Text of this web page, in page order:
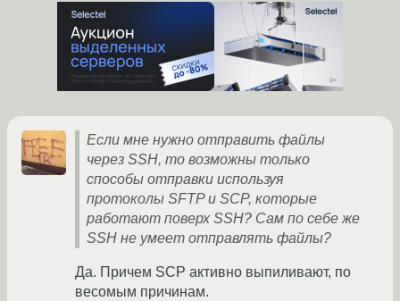
Если мне нужно отправить файлы
через SSH, то возможны только
способы отправки используя
протоколы SFTP и SCP, которые
работают поверх SSH? Сам по себе же
SSH не умеет отправлять файлы?
Да. Причем SCP активно выпиливают, по
весомым причинам.